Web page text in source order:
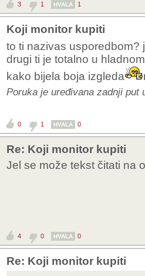
3 1 HVALA 1
Koji monitor kupiti
to ti nazivas usporedbom?
drugi ti je totalno u
kako bijela boja izgleda
Poruka je uređivana zadnji put
0 1 HVALA 0
Re: Koji monitor kupiti
Jel se može tekst čitati na
4 0 HVALA 0
Re: Koji monitor kupiti